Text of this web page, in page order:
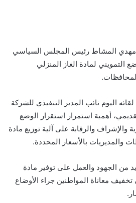
مهدي المشاط رئيس المجلس السياسي
التمويني لمادة الغاز المنزلي
اليوم نائب المدير التنفيذي للشركة
أهمية استمرار استقرار الوضع
والإشراف والرقابة على آلية توزيع مادة
والمديريات بالأسعار المحددة.
من الجهود والعمل على توفير مادة
معاناة المواطنين جراء الأوضاع